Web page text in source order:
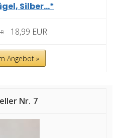
Silber...*
18,99 EUR
Angebot »
7